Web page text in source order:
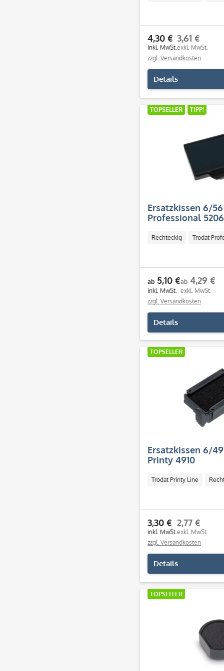
4,30 €
inkl. MwSt.
3,61 €
exkl. MwSt.
zzgl. Versandkosten
Details
TOPSELLER TIPP!
Ersatzkissen 6/
Professional
Rechteckig Trodat
ab 5,10 €
inkl. MwSt.
ab 4,29 €
exkl. MwSt.
zzgl. Versandkosten
Details
TOPSELLER
Ersatzkissen 6/
Printy 4910
Trodat Printy Line
3,30 €
inkl. MwSt.
2,77 €
exkl. MwSt.
zzgl. Versandkosten
Details
TOPSELLER